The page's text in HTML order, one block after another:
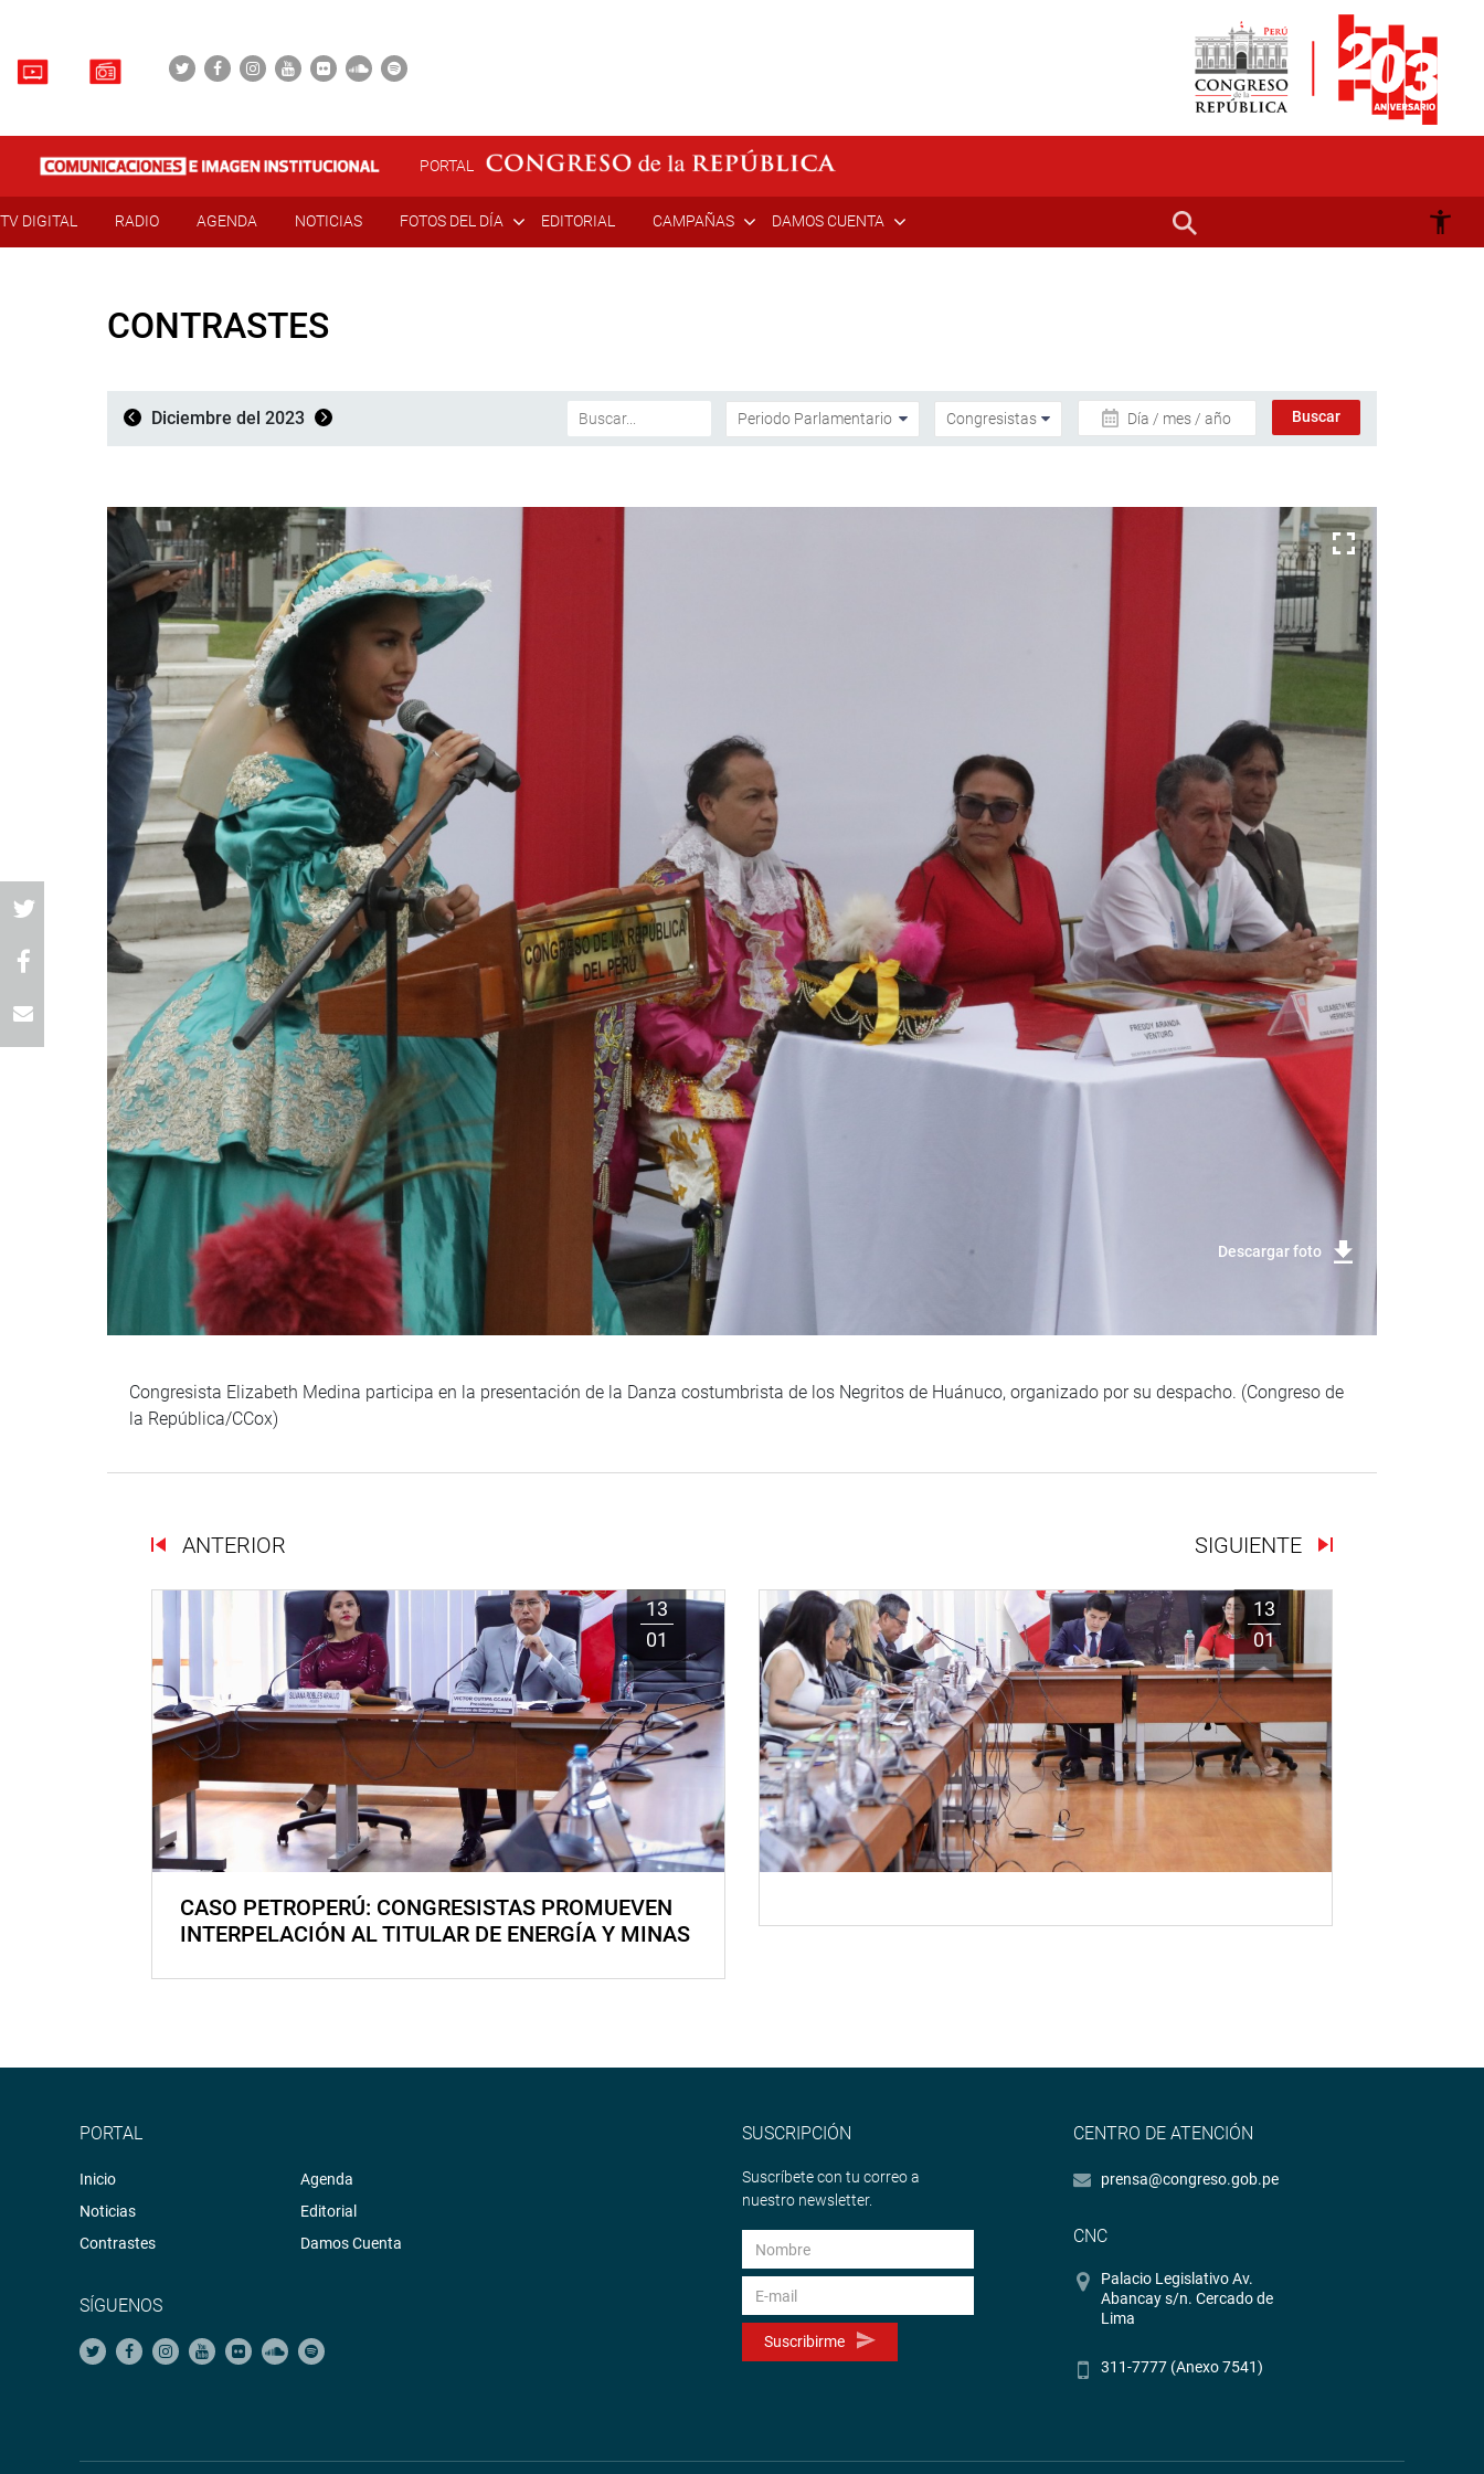
PORTAL
TV DIGITAL RADIO AGENDA NOTICIAS FOTOS DEL DÍA EDITORIAL CAMPAÑAS DAMOS CUENTA
CONTRASTES
Diciembre del 2023 Día / mes / año
Descargar foto
Congresista Elizabeth Medina participa en la presentación de la Danza costumbrista de los Negritos de Huánuco, organizado por su despacho. (Congreso de
la República/CCox)
ANTERIOR SIGUIENTE
13
01
CASO PETROPERÚ: CONGRESISTAS PROMUEVEN
INTERPELACIÓN AL TITULAR DE ENERGÍA Y MINAS
13
01
PORTAL
Inicio
Noticias
Contrastes
Agenda
Editorial
Damos Cuenta
SÍGUENOS
SUSCRIPCIÓN
Suscríbete con tu correo a
nuestro newsletter.
Suscribirme
CENTRO DE ATENCIÓN
prensa@congreso.gob.pe
CNC
Palacio Legislativo Av.
Abancay s/n. Cercado de
Lima
311-7777 (Anexo 7541)